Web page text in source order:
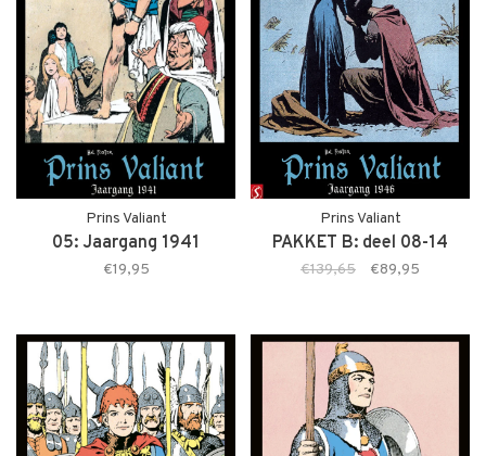
Prins Valiant
05: Jaargang 1941
€19,95
Prins Valiant
PAKKET B: deel 08-14
€139,65 €89,95